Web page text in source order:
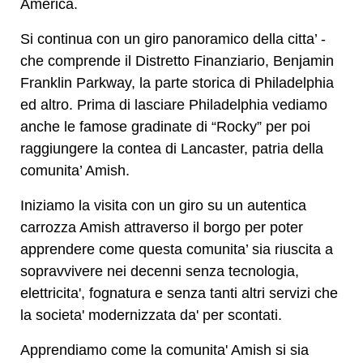
America.
Si continua con un giro panoramico della citta’ -
che comprende il Distretto Finanziario, Benjamin
Franklin Parkway, la parte storica di Philadelphia
ed altro. Prima di lasciare Philadelphia vediamo
anche le famose gradinate di “Rocky” per poi
raggiungere la contea di Lancaster, patria della
comunita’ Amish.
Iniziamo la visita con un giro su un autentica
carrozza Amish attraverso il borgo per poter
apprendere come questa comunita’ sia riuscita a
sopravvivere nei decenni senza tecnologia,
elettricita', fognatura e senza tanti altri servizi che
la societa' modernizzata da' per scontati.
Apprendiamo come la comunita' Amish si sia